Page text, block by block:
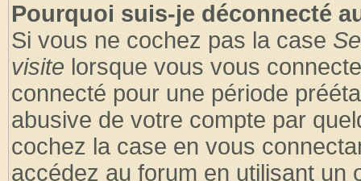
Pourquoi suis-je déconnecté
Si vous ne cochez pas la case
visite lorsque vous vous
connecté pour une période
abusive de votre compte par
cochez la case en vous
accédez au forum en utilisant un